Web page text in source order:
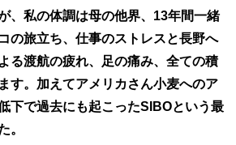
、私の体調は母の他界、13年間一緒
の旅立ち、仕事のストレスと長野へ
る渡航の疲れ、足の痛み、全ての積
す。加えてアメリカさん小麦へのア
下で過去にも起こったSIBOという最
。